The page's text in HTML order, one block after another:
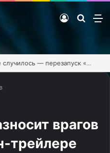
Поиск
Войти
Эпичного возвращения не случилось — перезапуск «Клиники» обзавёлся первым тизером
врагов
трейлере